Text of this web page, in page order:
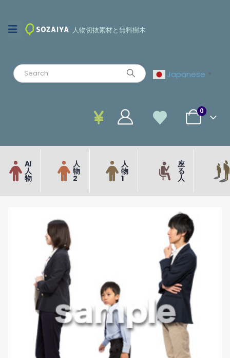
人物切抜素材と無料樹木
Japanese ▼
0
AI
人
物
人
物
2
人
物
1
座
る
人